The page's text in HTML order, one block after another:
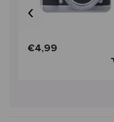
€4,99
‹